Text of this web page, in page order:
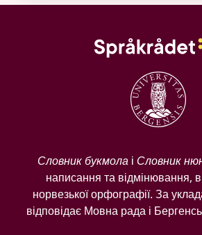
Словник букмолаі Словник
написання та відмінювання,
норвезької орфографії. За
відповідає Мовна рада і